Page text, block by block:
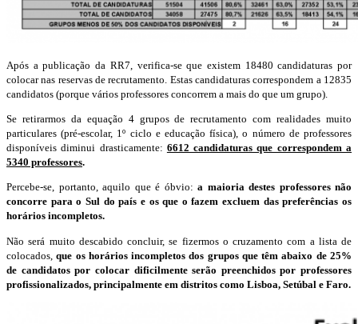
Após a publicação da RR7, verifica-se que existem 18480 candidaturas por
colocar nas reservas de recrutamento. Estas candidaturas correspondem a 12835
candidatos (porque vários professores concorrem a mais do que um grupo).
Se retirarmos da equação 4 grupos de recrutamento com realidades muito
particulares (pré-escolar, 1º ciclo e educação física), o número de professores
disponíveis diminui drasticamente: 6612 candidaturas que correspondem a
5340 professores.
Percebe-se, portanto, aquilo que é óbvio: a maioria destes professores não
concorre para o Sul do país e os que o fazem excluem das preferências os
horários incompletos.
Não será muito descabido concluir, se fizermos o cruzamento com a lista de
colocados, que os horários incompletos dos grupos que têm abaixo de 25%
de candidatos por colocar dificilmente serão preenchidos por professores
profissionalizados, principalmente em distritos como Lisboa, Setúbal e Faro.